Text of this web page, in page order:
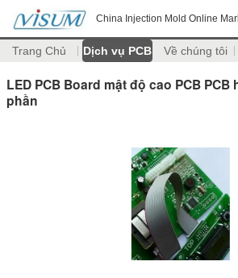
China Injection Mold Online
Trang Chủ Dịch vụ PCB Về chúng tôi
LED PCB Board mật độ cao PCB
phần